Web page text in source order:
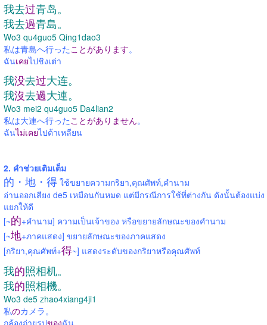
我去过青岛。
我去過青島。
Wo3 qu4guo5 Qing1dao3
私は青島へ行ったことがあります。
ฉันเคยไปชิงเต่า
我没去过大连。
我沒去過大連。
Wo3 mei2 qu4guo5 Da4lian2
私は大連へ行ったことがありません。
ฉันไม่เคยไปต้าเหลียน
2. คำช่วยเติมเต็ม
的・地・得 ใช้ขยายความกริยา,คุณศัพท์,คำนาม
อ่านออกเสียง de5 เหมือนกันหมด แต่มีกรณีการใช้ที่ต่างกัน ดังนั้นต้องแบ่ง
แยกให้ดี
[~的+คำนาม] ความเป็นเจ้าของ หรือขยายลักษณะของคำนาม
[~地+ภาคแสดง] ขยายลักษณะของภาคแสดง
[กริยา,คุณศัพท์+得~] แสดงระดับของกริยาหรือคุณศัพท์
我的照相机。
我的照相機。
Wo3 de5 zhao4xiang4ji1
私のカメラ。
กล้องถ่ายรูปของฉัน